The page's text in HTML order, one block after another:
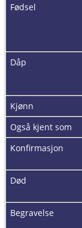
Fødsel
Dåp
Kjønn
Også kjent som
Konfirmasjon
Død
Begravelse